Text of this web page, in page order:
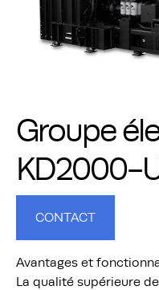
Groupe
KD2000-
CONTACT
Avantages et
La qualité supérieure